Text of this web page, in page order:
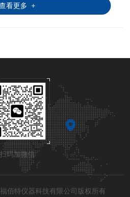
看更多 +
扫码加微信
佰特仪器科技有限公司版权所有